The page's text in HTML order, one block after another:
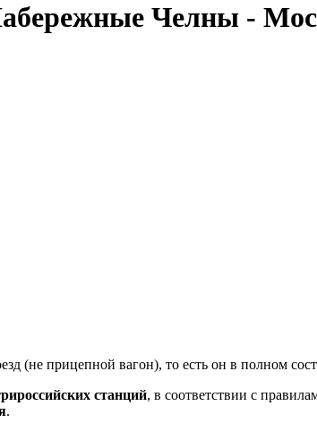
Челны -
(не прицепной вагон), то есть он в полном
станций, в соответствии с
.